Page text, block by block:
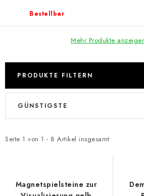
Bestellbar
Mehr Produkte
PRODUKTE FILTERN
L
t
Seite 1 von 1 - 8 Artikel insgesamt
P
d
GÜNSTIGSTE
Magnetspielsteine zur